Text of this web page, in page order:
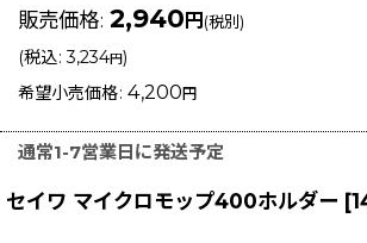
販売価格: 2,940円(税別)
(税込: 3,234円)
希望小売価格: 4,200 円
通常1-7営業日に発送予定
セイワ マイクロモップ400ホルダー [